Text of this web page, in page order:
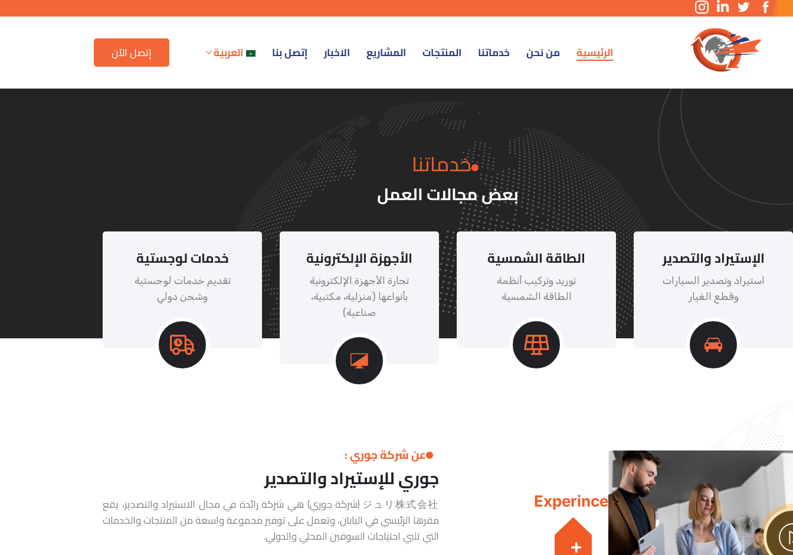
الرئيسية من نحن خدماتنا المنتجات المشاريع الاخبار إتصل بنا العربية إتصل الآن
خدماتنا
بعض مجالات العمل
الإستيراد والتصدير
استيراد وتصدير السيارات
وقطع الغيار
الطاقة الشمسية
توريد وتركيب أنظمة
الطاقة الشمسية
الأجهزة الإلكترونية
تجارة الأجهزة الإلكترونية
بأنواعها (منزلية، مكتبية،
صناعية)
خدمات لوجستية
تقديم خدمات لوجستية
وشحن دولي
Experince
+
عن شركة جوري :
جوري للإستيراد والتصدير
ジュリ株式会社 (شركة جوري) هي شركة رائدة في مجال الاستيراد والتصدير، يقع
مقرها الرئيسي في اليابان، وتعمل على توفير مجموعة واسعة من المنتجات والخدمات
التي تلبي احتياجات السوقين المحلي والدولي.